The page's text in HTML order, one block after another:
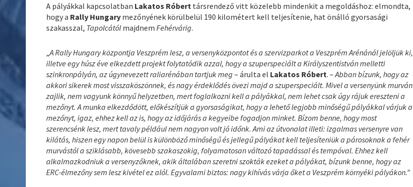
A pályákkal kapcsolatban Lakatos Róbert társrendező vitt közelebb mindenkit a megoldáshoz: elmondta,
hogy a Rally Hungary mezőnyének körülbelül 190 kilométert kell teljesítenie, hat önálló gyorsasági
szakasszal, Tapolcától majdnemFehérvárig.
„A Rally Hungary központja Veszprém lesz, a versenyközpontot és a szervizparkot a Veszprém Arénánál jelöljük ki,
illetve egy húsz éve elkezdett projekt folytatódik azzal, hogy a szuperspeciált a Királyszentistván melletti
szinkronpályán, az úgynevezett raliarénában tartjuk meg– árulta el Lakatos Róbert. –Abban bízunk, hogy az
akkori sikerek most visszaköszönnek, és nagy érdeklődés övezi majd a szuperspeciált. Mivel a versenyünk murván
zajlik, nem vagyunk könnyű helyzetben, mert foglalkozni kell a pályákkal, nem lehet csak úgy rájuk ereszteni a
mezőnyt. A munka elkezdődött, előkészítjük a gyorsaságikat, hogy a lehető legjobb minőségű pályákkal várjuk a
mezőnyt, igaz, ehhez kell az is, hogy az időjárás a kegyeibe fogadjon minket. Bízom benne, hogy most
szerencsénk lesz, mert tavaly például nem nagyon volt jó időnk. Ami az útvonalat illeti: izgalmas versenyre van
kilátás, hiszen egy napon belül is különböző minőségű és jellegű pályákat kell teljesíteniük a párosoknak a fehér
murvástól a sziklásabb, kövesebb szakaszokig, folyamatosan változó tapadással és tempóval. Ehhez kell
alkalmazkodniuk a versenyzőknek, akik általában szeretni szokták ezeket a pályákat, bízunk benne, hogy az
ERC-élmezőny sem lesz kivétel ez alól. Egyvalami biztos: nagy kihívás várja őket a Veszprém környéki pályákon.”